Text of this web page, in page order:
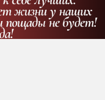
жизни у наших
пощады не будет!